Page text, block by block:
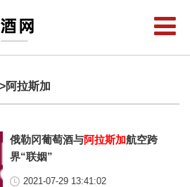
阿拉斯加
俄勒冈葡萄酒与阿拉斯加航空跨
界“联姻”
2021-07-29 13:41:02